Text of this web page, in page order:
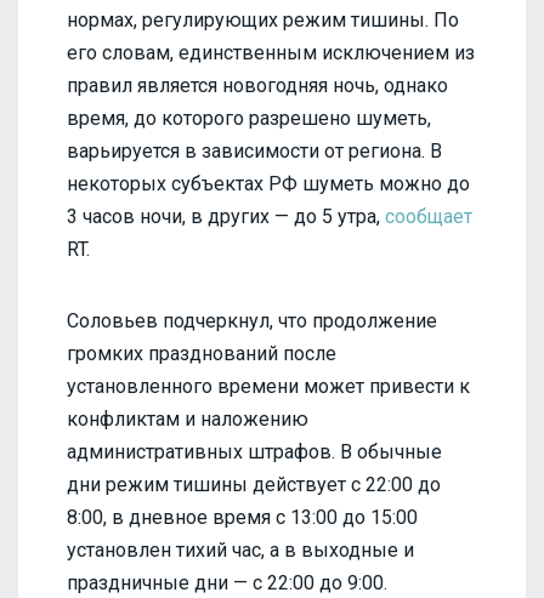
нормах, регулирующих режим тишины. По
его словам, единственным исключением из
правил является новогодняя ночь, однако
время, до которого разрешено шуметь,
варьируется в зависимости от региона. В
некоторых субъектах РФ шуметь можно до
3 часов ночи, в других — до 5 утра, сообщает
RT.
Соловьев подчеркнул, что продолжение
громких празднований после
установленного времени может привести к
конфликтам и наложению
административных штрафов. В обычные
дни режим тишины действует с 22:00 до
8:00, в дневное время с 13:00 до 15:00
установлен тихий час, а в выходные и
праздничные дни — с 22:00 до 9:00.